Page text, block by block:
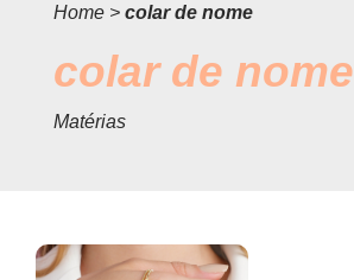
Home > colar de nome
colar de nome
Matérias